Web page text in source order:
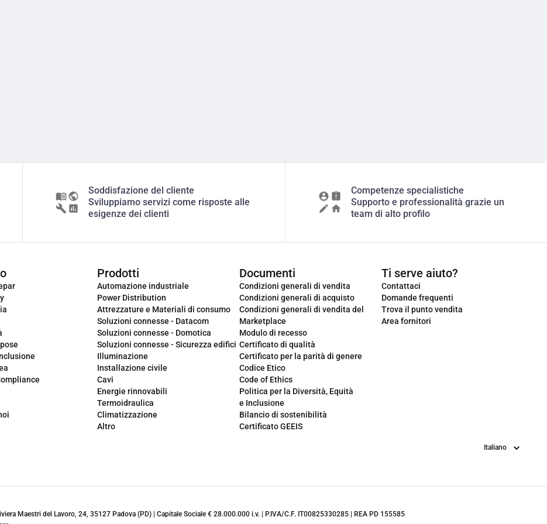
Soddisfazione del cliente
Sviluppiamo servizi come risposte alle
esigenze dei clienti
Competenze specialistiche
Supporto e professionalità grazie un
team di alto profilo
Prodotti
Automazione industriale
Power Distribution
Attrezzature e Materiali di consumo
Soluzioni connesse - Datacom
Soluzioni connesse - Domotica
Soluzioni connesse - Sicurezza edifici
Illuminazione
Installazione civile
Cavi
Energie rinnovabili
Termoidraulica
Climatizzazione
Altro
Documenti
Condizioni generali di vendita
Condizioni generali di acquisto
Condizioni generali di vendita del
Marketplace
Modulo di recesso
Certificato di qualità
Certificato per la parità di genere
Codice Etico
Code of Ethics
Politica per la Diversità, Equità
e Inclusione
Bilancio di sostenibilità
Certificato GEEIS
Ti serve aiuto?
Contattaci
Domande frequenti
Trova il punto vendita
Area fornitori
Lingua
Maestri del Lavoro, 24, 35127 Padova (PD) | Capitale Sociale € 28.000.000 i.v. | P.IVA/C.F. IT00825330285 | REA PD 155585